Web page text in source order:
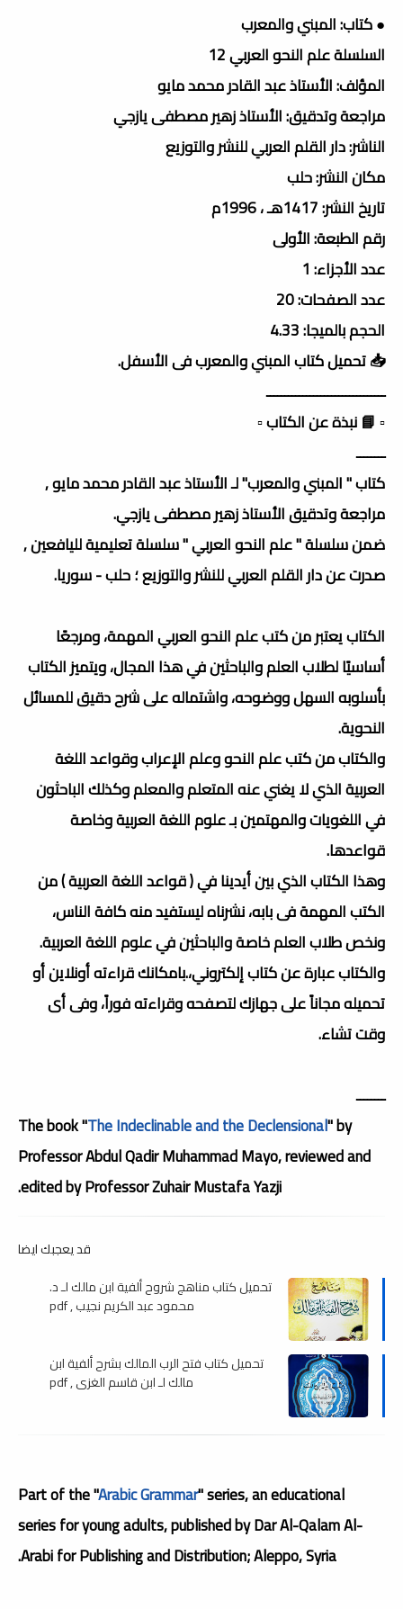
● كتاب: المبني والمعرب
السلسلة علم النحو العربي 12
المؤلف: الأستاذ عبد القادر محمد مايو
مراجعة وتدقيق: الأستاذ زهير مصطفى يازجي
الناشر: دار القلم العربي للنشر والتوزيع
مكان النشر: حلب
تاريخ النشر: 1417هـ ، 1996م
رقم الطبعة: الأولى
عدد الأجزاء: 1
عدد الصفحات: 20
الحجم بالميجا: 4.33
📥 تحميل كتاب المبني والمعرب فى الأسفل.
ـــــــــــــــــــــــــــــــــ
▫️ 📘 نبذة عن الكتاب ▫️
ــــــــ
كتاب " المبني والمعرب" لـ الأستاذ عبد القادر محمد مايو ,
مراجعة وتدقيق الأستاذ زهير مصطفى يازجي.
ضمن سلسلة " علم النحو العربي " سلسلة تعليمية لليافعين ,
صدرت عن دار القلم العربي للنشر والتوزيع ؛ حلب - سوريا.
الكتاب يعتبر من كتب علم النحو العربي المهمة، ومرجعًا
أساسيًا لطلاب العلم والباحثين في هذا المجال، ويتميز الكتاب
بأسلوبه السهل ووضوحه، واشتماله على شرح دقيق للمسائل
النحوية.
والكتاب من كتب علم النحو وعلم الإعراب وقواعد اللغة
العربية الذي لا يغني عنه المتعلم والمعلم وكذلك الباحثون
في اللغويات والمهتمين بـ علوم اللغة العربية وخاصة
قواعدها.
وهذا الكتاب الذي بين أيدينا في ( قواعد اللغة العربية ) من
الكتب المهمة فى بابه، نشرناه ليستفيد منه كافة الناس،
ونخص طلاب العلم خاصة والباحثين في علوم اللغة العربية.
والكتاب عبارة عن كتاب إلكتروني،.بامكانك قراءته أونلاين أو
تحميله مجاناً على جهازك لتصفحه وقراءته فوراً، وفى أى
وقت تشاء.
ــــــــ
The book "The Indeclinable and the Declensional" by
Professor Abdul Qadir Muhammad Mayo, reviewed and
edited by Professor Zuhair Mustafa Yazji.
قد يعجبك ايضا
تحميل كتاب مناهج شروح ألفية ابن مالك لـ د.
محمود عبد الكريم نجيب , pdf
تحميل كتاب فتح الرب المالك بشرح ألفية ابن
مالك لـ ابن قاسم الغزى , pdf
Part of the "Arabic Grammar" series, an educational
series for young adults, published by Dar Al-Qalam Al-
Arabi for Publishing and Distribution; Aleppo, Syria.